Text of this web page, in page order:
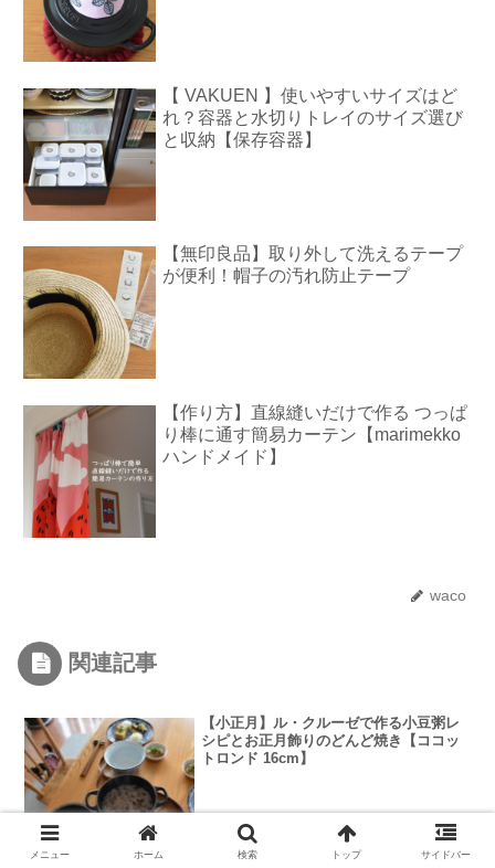
【 VAKUEN 】使いやすいサイズはど
れ？容器と水切りトレイのサイズ選び
と収納【保存容器】
【無印良品】取り外して洗えるテープ
が便利！帽子の汚れ防止テープ
【作り方】直線縫いだけで作る つっぱ
り棒に通す簡易カーテン【marimekko
ハンドメイド】
waco
関連記事
【小正月】ル・クルーゼで作る小豆粥レ
シピとお正月飾りのどんど焼き【ココッ
トロンド 16cm】
メニュー ホーム 検索 トップ サイドバー